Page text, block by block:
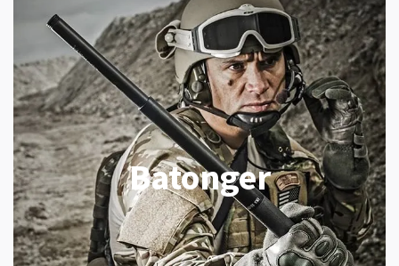
Batonger